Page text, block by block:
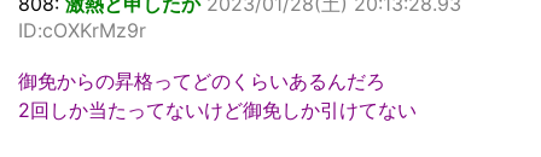
ID:cOXKrMz9r
御免からの昇格ってどのくらいあるんだろ
2回しか当たってないけど御免しか引けてない